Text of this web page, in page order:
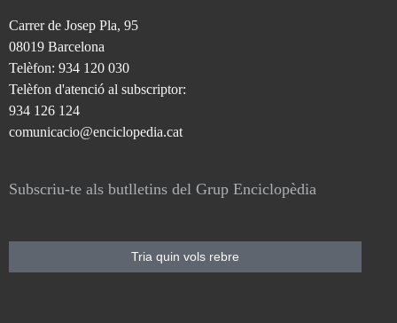
Carrer de Josep Pla, 95
08019 Barcelona
Telèfon: 934 120 030
Telèfon d'atenció al subscriptor:
934 126 124
comunicacio@enciclopedia.cat
Subscriu-te als butlletins del Grup Enciclopèdia
Tria quin vols rebre